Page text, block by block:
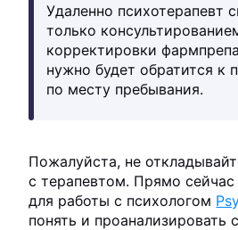
Удаленно психотерапевт
только
корректировки
нужно будет обратится к
по месту пребывания.
Пожалуйста, не
с терапевтом. Прямо сейчас
для работы с психологом
понять и проанализировать